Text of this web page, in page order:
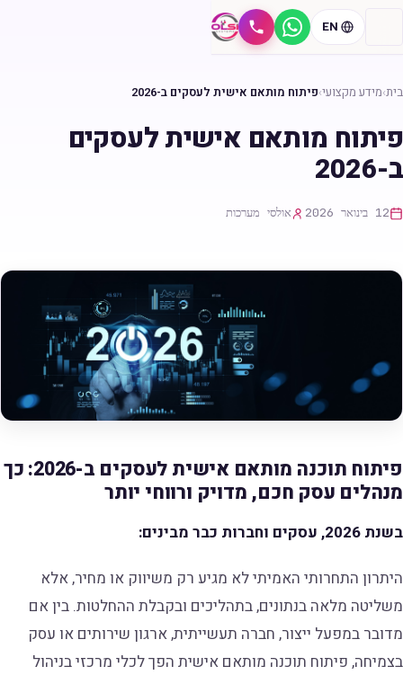
חיוגווטסאפ EN
בית›מידע מקצועי›פיתוח מותאם אישית לעסקים ב-2026
פיתוח מותאם אישית לעסקים
ב-2026
12 בינואר 2026 אולסי מערכות
פיתוח תוכנה מותאם אישית לעסקים ב-2026: כך
מנהלים עסק חכם, מדויק ורווחי יותר
בשנת 2026, עסקים וחברות כבר מבינים:
היתרון התחרותי האמיתי לא מגיע רק משיווק או מחיר, אלא
משליטה מלאה בנתונים, בתהליכים ובקבלת ההחלטות. בין אם
מדובר במפעל ייצור, חברה תעשייתית, ארגון שירותים או עסק
בצמיחה, פיתוח תוכנה מותאם אישית הפך לכלי מרכזי בניהול